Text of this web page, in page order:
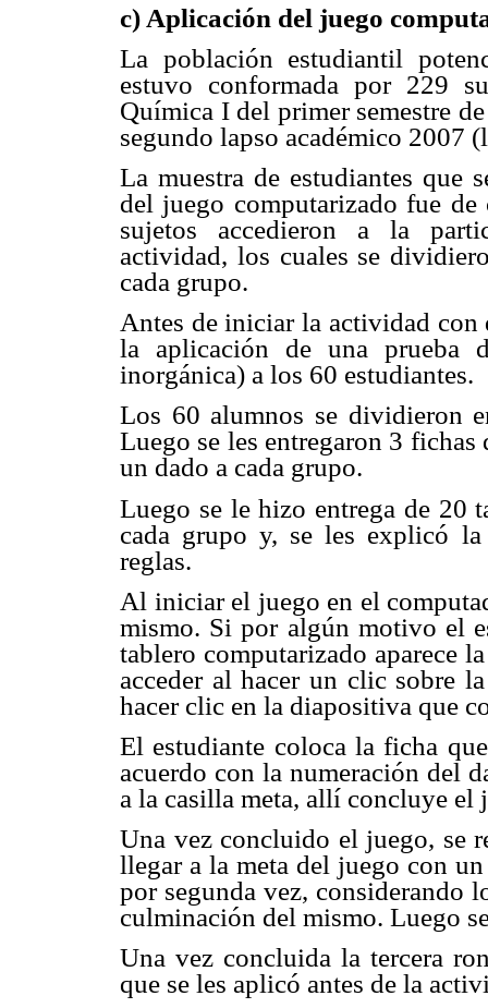
c) Aplicación del juego
La población estudiantil
estuvo conformada por 229
Química I del primer semestre
segundo lapso académico 2007
La muestra de estudiantes que
del juego computarizado fue
sujetos accedieron a la
actividad, los cuales se
cada grupo.
Antes de iniciar la actividad
la aplicación de una prueba
inorgánica) a los 60 estudiantes.
Los 60 alumnos se dividieron
Luego se les entregaron 3
un dado a cada grupo.
Luego se le hizo entrega de 20
cada grupo y, se les explicó
reglas.
Al iniciar el juego en el
mismo. Si por algún motivo el
tablero computarizado aparece
acceder al hacer un clic sobre
hacer clic en la diapositiva que
El estudiante coloca la ficha
acuerdo con la numeración del
a la casilla meta, allí concluye el
Una vez concluido el juego, se
llegar a la meta del juego con
por segunda vez, considerando
culminación del mismo. Luego
Una vez concluida la tercera
que se les aplicó antes de la